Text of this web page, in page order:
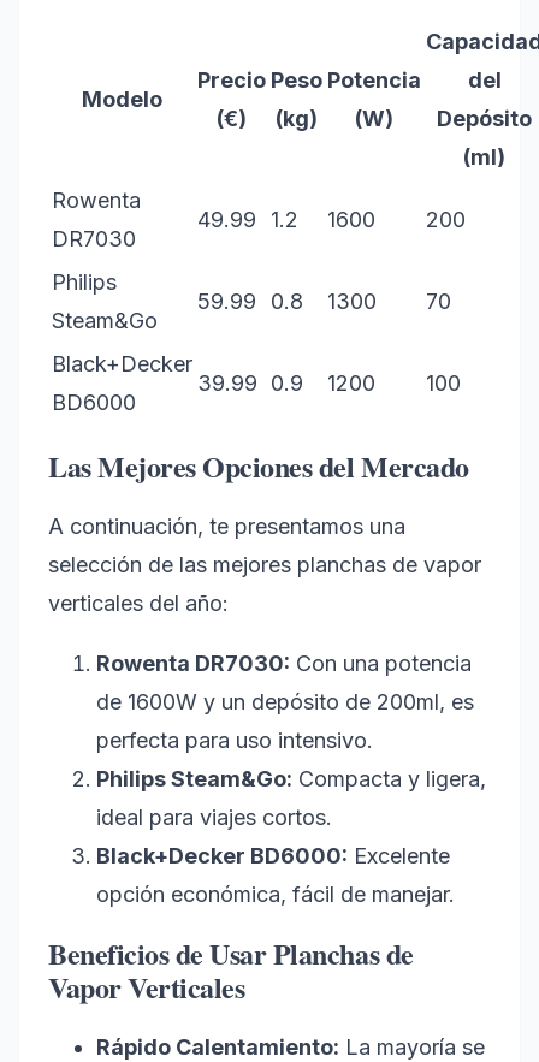
Modelo
Precio
(€)
Peso
(kg)
Potencia
(W)
del
Depósito
(ml)
Rowenta
DR7030
49.99 1.2 1600 200
Philips
Steam&Go
59.99 0.8 1300 70
Black+Decker
BD6000
39.99 0.9 1200 100
Las Mejores Opciones del Mercado
A continuación, te presentamos una
selección de las mejores planchas de vapor
verticales del año:
Rowenta DR7030: Con una potencia
de 1600W y un depósito de 200ml, es
perfecta para uso intensivo.
Philips Steam&Go: Compacta y ligera,
ideal para viajes cortos.
Black+Decker BD6000: Excelente
opción económica, fácil de manejar.
Beneficios de Usar Planchas de
Vapor Verticales
Rápido Calentamiento: La mayoría se